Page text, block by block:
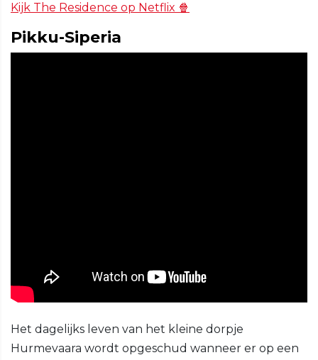
Kijk The Residence op Netflix 🍿
Pikku-Siperia
Het dagelijks leven van het kleine dorpje
Hurmevaara wordt opgeschud wanneer er op een